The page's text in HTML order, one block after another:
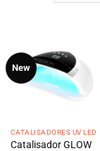
New
CATALISADORES UV LED
Catalisador GLOW